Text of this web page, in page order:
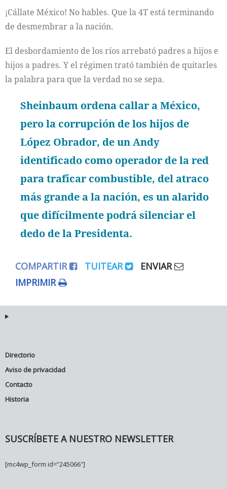
¡Cállate México! No hables. Que la 4T está terminando
de desmembrar a la nación.
El desbordamiento de los ríos arrebató padres a hijos e
hijos a padres. Y el régimen trató también de quitarles
la palabra para que la verdad no se sepa.
Sheinbaum ordena callar a México,
pero la corrupción de los hijos de
López Obrador, de un Andy
identificado como operador de la red
para traficar combustible, del atraco
más grande a la nación, es un alarido
que difícilmente podrá silenciar el
dedo de la Presidenta.
COMPARTIR TUITEAR
ENVIAR
IMPRIMIR
Directorio
Aviso de privacidad
Contacto
Historia
SUSCRÍBETE A NUESTRO NEWSLETTER
[mc4wp_form id=”245066″]